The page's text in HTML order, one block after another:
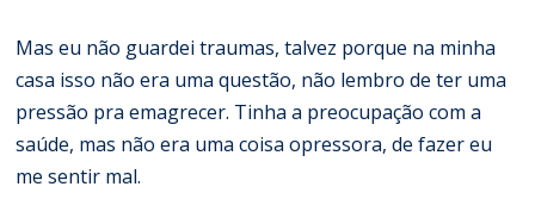
Mas eu não guardei traumas, talvez porque na minha
casa isso não era uma questão, não lembro de ter uma
pressão pra emagrecer. Tinha a preocupação com a
saúde, mas não era uma coisa opressora, de fazer eu
me sentir mal.